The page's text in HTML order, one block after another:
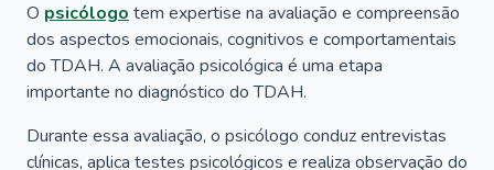
O psicólogotem expertise na avaliação e compreensão
dos aspectos emocionais, cognitivos e comportamentais
do TDAH. A avaliação psicológica é uma etapa
importante no diagnóstico do TDAH.
Durante essa avaliação, o psicólogo conduz entrevistas
clínicas, aplica testes psicológicos e realiza observação do